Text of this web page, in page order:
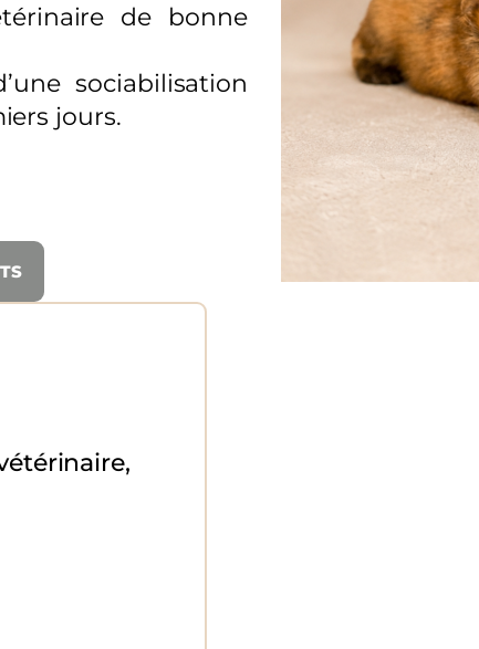
de bonne
sociabilisation
jours.